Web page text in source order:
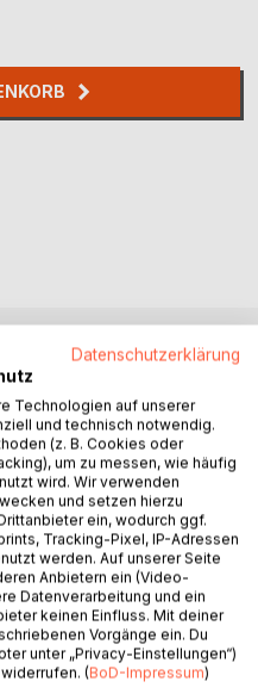
die Leserinnen und Leser
In unserer Welt voller
Form des Reisens.
oder Sorge vor
Zwischenfällen nehmen wir
der Autorin und der
Alleinreisende, als Paar
und Orten und
erleben wir
wie das Staunen und
Datenschutzerklärung
Technologien auf unserer
und technisch notwendig.
(z. B. Cookies oder
um zu messen, wie häufig
wird. Wir verwenden
und setzen hierzu
ein, wodurch ggf.
Tracking-Pixel, IP-Adressen
werden. Auf unserer Seite
Anbietern ein (Video-
Datenverarbeitung und ein
keinen Einfluss. Mit deiner
Vorgänge ein. Du
unter „Privacy-Einstellungen“)
(BoD-Impressum)